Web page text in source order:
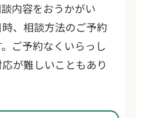
内容をおうかがい
、相談方法のご予約
ご予約なくいらっし
が難しいこともあり